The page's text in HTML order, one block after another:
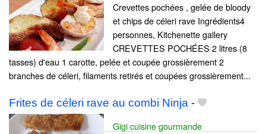
Crevettes pochées , gelée de bloody
et chips de céleri rave Ingrédients4
personnes, Kitchenette gallery
CREVETTES POCHÉES 2 litres (8
tasses) d'eau 1 carotte, pelée et coupée grossièrement 2
branches de céleri, filaments retirés et coupées grossièrement...
Frites de céleri rave au combi Ninja -
Gigi cuisine gourmande